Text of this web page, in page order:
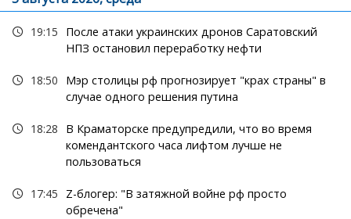
19:15
После атаки украинских дронов Саратовский
НПЗ остановил переработку нефти
18:50
Мэр столицы рф прогнозирует "крах страны" в
случае одного решения путина
18:28
В Краматорске предупредили, что во время
комендантского часа лифтом лучше не
пользоваться
17:45
Z-блогер: "В затяжной войне рф просто
обречена"